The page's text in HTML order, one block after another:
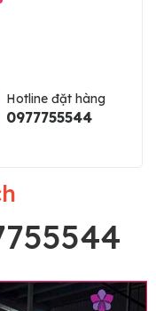
Hotline đặt hàng
0977755544